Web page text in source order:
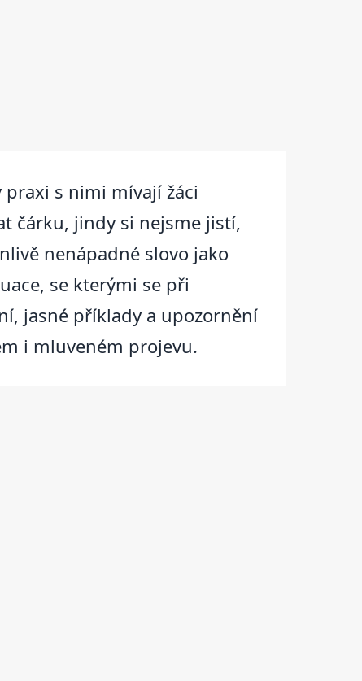
s nimi mívají žáci
čárku, jindy si nejsme jistí,
nenápadné slovo jako
se kterými se při
jasné příklady a upozornění
i mluveném projevu.